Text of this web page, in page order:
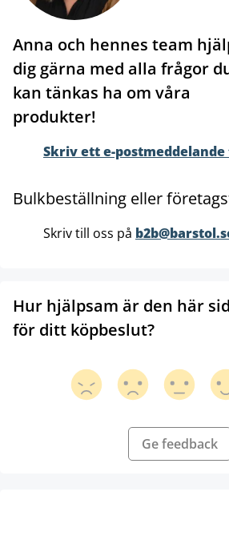
Anna och hennes team
dig gärna med alla frågor
kan tänkas ha om våra
produkter!
Skriv ett e-
Bulkbeställning eller
Skriv till oss på
Hur hjälpsam är den här
för ditt köpbeslut?
Ge feedback